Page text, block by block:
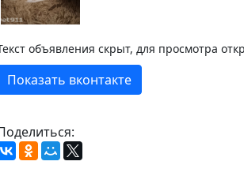
объявления скрыт, для просмотра
Показать вконтакте